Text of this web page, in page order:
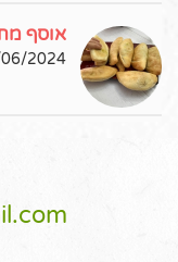
אוסף
2024